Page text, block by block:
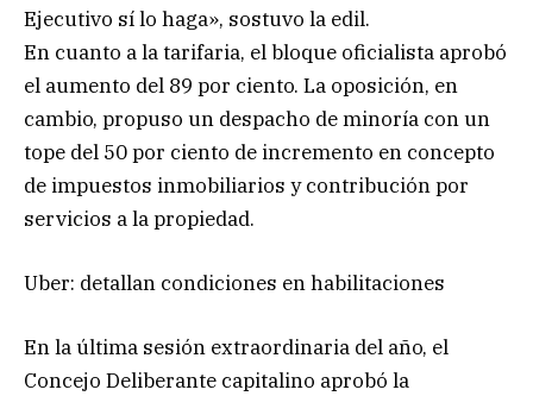
Ejecutivo sí lo haga», sostuvo la edil.
En cuanto a la tarifaria, el bloque oficialista aprobó
el aumento del 89 por ciento. La oposición, en
cambio, propuso un despacho de minoría con un
tope del 50 por ciento de incremento en concepto
de impuestos inmobiliarios y contribución por
servicios a la propiedad.
Uber: detallan condiciones en habilitaciones
En la última sesión extraordinaria del año, el
Concejo Deliberante capitalino aprobó la